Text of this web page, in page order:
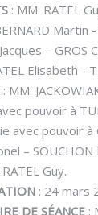
: MM. RATEL
Martin
– GROS
Elisabeth -
: MM.
pouvoir à
avec pouvoir à
–
Guy.
: 24 mars
DE SÉANCE :